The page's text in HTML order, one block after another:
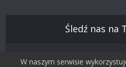
Śledź nas na
W naszym serwisie